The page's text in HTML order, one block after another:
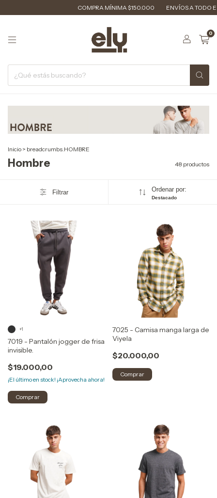
COMPRA MÍNIMA $150.000 ENVÍOS A TODO EL PAÍS
0
Inicio > breadcrumbs.HOMBRE
Hombre 48 productos
Filtrar Ordenar por:
Destacado
7019 - Pantalón jogger de frisa
invisible.
$19.000,00
¡El último en stock! ¡Aprovecha ahora!
+1
Comprar
7025 - Camisa manga larga de
Viyela
$20.000,00
Comprar